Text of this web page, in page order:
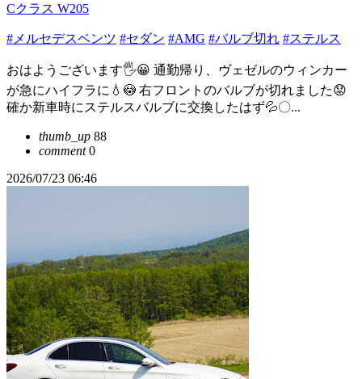
Cクラス W205
#メルセデスベンツ #セダン #AMG #バルブ切れ #ステルス
おはようございます🖐😀 通勤帰り、ヴェゼルのウィンカー
が急にハイフラに💧😳 右フロントのバルブが切れました😟
確か新車時にステルスバルブに交換したはず💦〇...
thumb_up 88
comment0
2026/07/23 06:46